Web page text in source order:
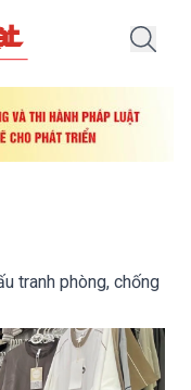
tranh phòng, chống